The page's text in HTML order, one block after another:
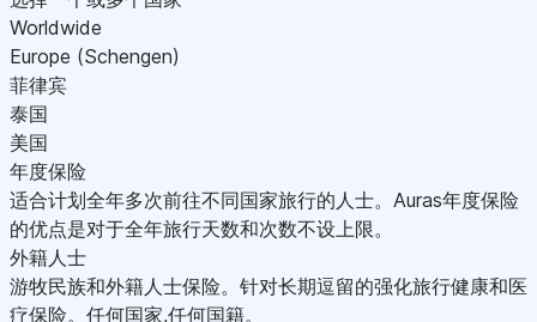
Worldwide
Europe (Schengen)
菲律宾
泰国
美国
年度保险
适合计划全年多次前往不同国家旅行的人士。Auras年度保险
的优点是对于全年旅行天数和次数不设上限。
外籍人士
游牧民族和外籍人士保险。针对长期逗留的强化旅行健康和医
疗保险。任何国家,任何国籍。